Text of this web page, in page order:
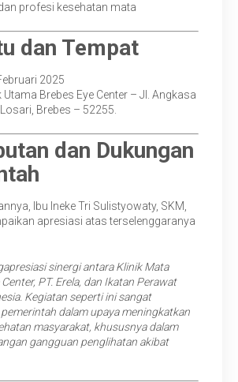
profesi kesehatan mata
dan Tempat
2025
Utama Brebes Eye Center – Jl. Angkasa
Brebes – 52255.
dan Dukungan
Ibu Ineke Tri Sulistyowaty, SKM,
apresiasi atas terselenggaranya
sinergi antara Klinik Mata
PT. Erela, dan Ikatan Perawat
Kegiatan seperti ini sangat
dalam upaya meningkatkan
masyarakat, khususnya dalam
gangguan penglihatan akibat